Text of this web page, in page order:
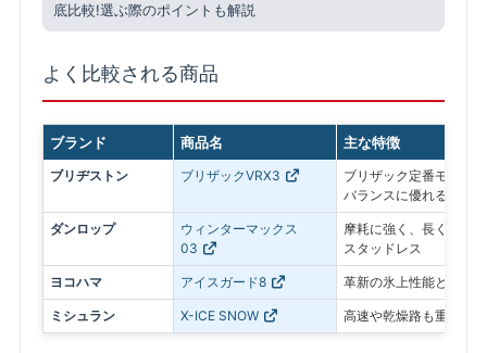
底比較!選ぶ際のポイントも解説
よく比較される商品
ブランド 商品名 主な特徴
ブリヂストン ブリザックVRX3
ブリザック定番モデル
バランスに優れる
ダンロップ
ウィンターマックス
03
摩耗に強く、長く使い
スタッドレス
ヨコハマ アイスガード8 革新の氷上性能と静粛
ミシュラン X-ICE SNOW 高速や乾燥路も重視し